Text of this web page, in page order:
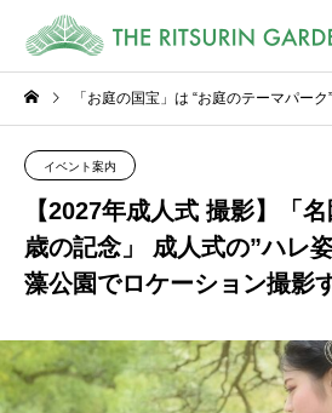
「お庭の国宝」は “お庭のテーマパーク”
イベント案内
【2027年成人式 撮影】「
歳の記念」 成人式の”ハレ
藻公園でロケーション撮影